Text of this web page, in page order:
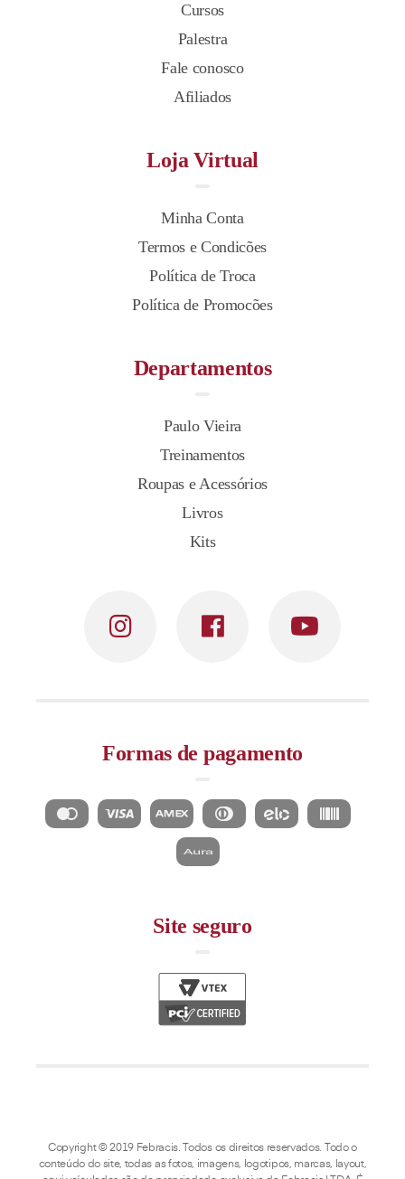
Cursos
Palestra
Fale conosco
Afiliados
Loja Virtual
Minha Conta
Termos e Condicões
Política de Troca
Política de Promocões
Departamentos
Paulo Vieira
Treinamentos
Roupas e Acessórios
Livros
Kits
Formas de pagamento
Site seguro
Copyright © 2019 Febracis. Todos os direitos reservados. Todo o
conteúdo do site, todas as fotos, imagens, logotipos, marcas, layout,